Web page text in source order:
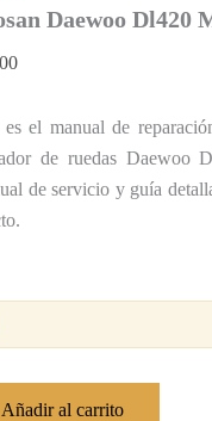
Daewoo Dl420
es el manual de
de ruedas Daewoo
de servicio y guía
Añadir al carrito